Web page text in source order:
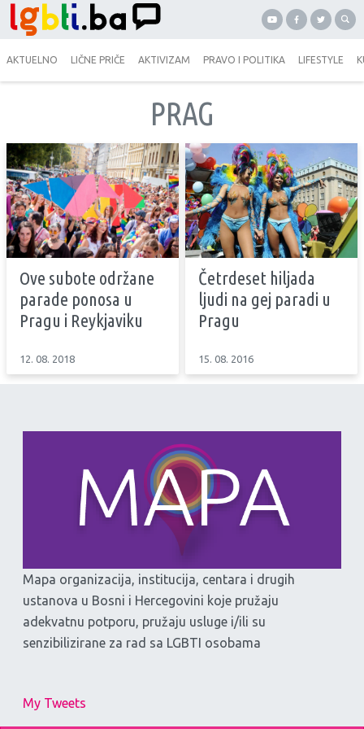
AKTUELNO LIČNE PRIČE AKTIVIZAM PRAVO I POLITIKA LIFESTYLE
PRAG
Ove subote održane
parade ponosa u
Pragu i Reykjaviku
12. 08. 2018
Četrdeset hiljada
ljudi na gej paradi u
Pragu
15. 08. 2016
Mapa organizacija, institucija, centara i drugih
ustanova u Bosni i Hercegovini koje pružaju
adekvatnu potporu, pružaju usluge i/ili su
senzibilizirane za rad sa LGBTI osobama
My Tweets